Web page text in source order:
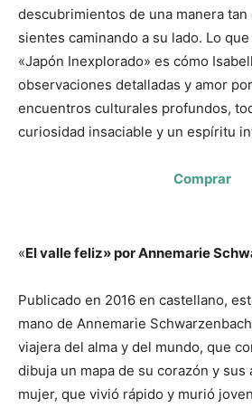
descubrimientos de una manera tan
sientes caminando a su lado. Lo
«Japón Inexplorado» es cómo
observaciones detalladas y amor
encuentros culturales profundos,
curiosidad insaciable y un espíritu
Comprar
«El valle feliz» por Annemarie
Publicado en 2016 en castellano,
mano de Annemarie
viajera del alma y del mundo, que
dibuja un mapa de su corazón y sus
mujer, que vivió rápido y murió